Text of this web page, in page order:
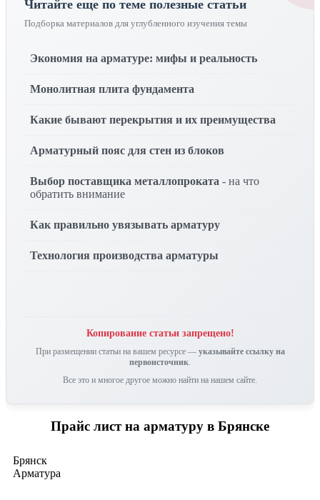
Читайте еще по теме полезные статьи
Подборка материалов для углубленного изучения темы
Экономия на арматуре: мифы и реальность
Монолитная плита фундамента
Какие бывают перекрытия и их преимущества
Арматурный пояс для стен из блоков
Выбор поставщика металлопроката - на что
обратить внимание
Как правильно увязывать арматуру
Технология производства арматуры
Копирование статьи запрещено!
При размещении статьи на вашем ресурсе — указывайте ссылку на
первоисточник
Все это и многое другое можно найти на нашем сайте.
Прайс лист на арматуру в Брянске
Брянск
Арматура